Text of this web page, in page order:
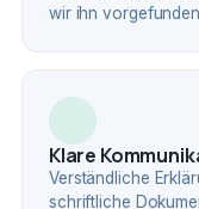
wir ihn
Klare
Verständliche
schriftliche